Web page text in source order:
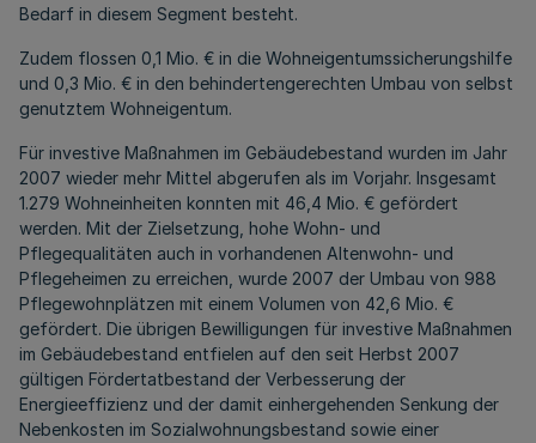
Bedarf in diesem Segment besteht.
Zudem flossen 0,1 Mio. € in die Wohneigentumssicherungshilfe
und 0,3 Mio. € in den behindertengerechten Umbau von selbst
genutztem Wohneigentum.
Für investive Maßnahmen im Gebäudebestand wurden im Jahr
2007 wieder mehr Mittel abgerufen als im Vorjahr. Insgesamt
1.279 Wohneinheiten konnten mit 46,4 Mio. € gefördert
werden. Mit der Zielsetzung, hohe Wohn- und
Pflegequalitäten auch in vorhandenen Altenwohn- und
Pflegeheimen zu erreichen, wurde 2007 der Umbau von 988
Pflegewohnplätzen mit einem Volumen von 42,6 Mio. €
gefördert. Die übrigen Bewilligungen für investive Maßnahmen
im Gebäudebestand entfielen auf den seit Herbst 2007
gültigen Fördertatbestand der Verbesserung der
Energieeffizienz und der damit einhergehenden Senkung der
Nebenkosten im Sozialwohnungsbestand sowie einer